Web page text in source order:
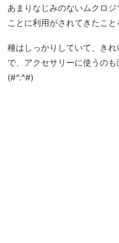
あまりなじみのないムクロ
ことに利用がされてきたこと
種はしっかりしていて、き
で、アクセサリーに使うのも
(#^.^#)